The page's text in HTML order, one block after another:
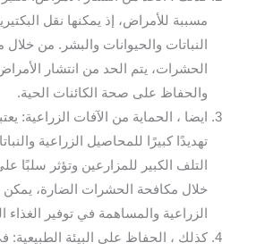
مسببة للأمراض، إذ يمكنها نقل
النباتات والحيوانات والبشر. من
الحشرات، يتم الحد من انتشار
والحفاظ على صحة الكائنات الحية.
ايضا ، الحماية من الآفات الزراعية:
تهديدًا كبيرًا للمحاصيل الزراعية
التلف الكبير للمزارعين وتؤثر سلبًا
خلال مكافحة الحشرات الضارة، يمكن
الزراعية والمساهمة في توفير
كذلك ، الحفاظ على البيئة الطبيعية: